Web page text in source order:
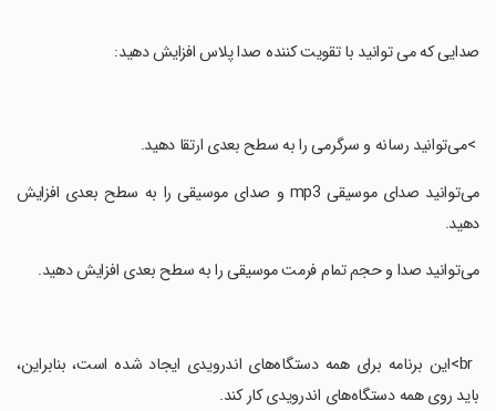
‏صدایی که می توانید با تقویت کننده صدا پلاس افزایش دهید:
‏ >می‌توانید رسانه و سرگرمی را به سطح بعدی ارتقا دهید.
‏می‌توانید صدای موسیقی mp3 و صدای موسیقی را به سطح بعدی افزایش
دهید.
‏می‌توانید صدا و حجم تمام فرمت موسیقی را به سطح بعدی افزایش دهید.
‏ br>این برنامه برای همه دستگاه‌های اندرویدی ایجاد شده است، بنابراین،
باید روی همه دستگاه‌های اندرویدی کار کند.